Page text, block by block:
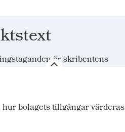
är skribentens
bolagets tillgångar värderas